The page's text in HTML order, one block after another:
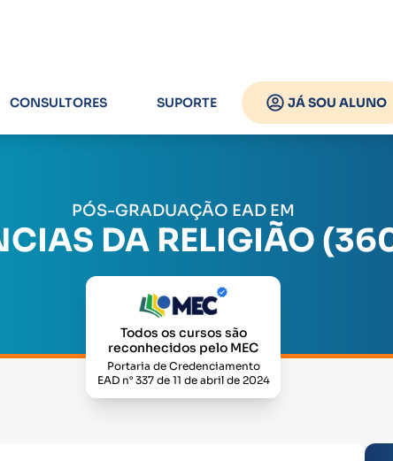
CONSULTORES SUPORTE JÁ SOU ALUNO
PÓS-GRADUAÇÃO EAD EM
DA RELIGIÃO
Todos os cursos são
reconhecidos pelo MEC
Portaria de Credenciamento
EAD n° 337 de 11 de abril de 2024